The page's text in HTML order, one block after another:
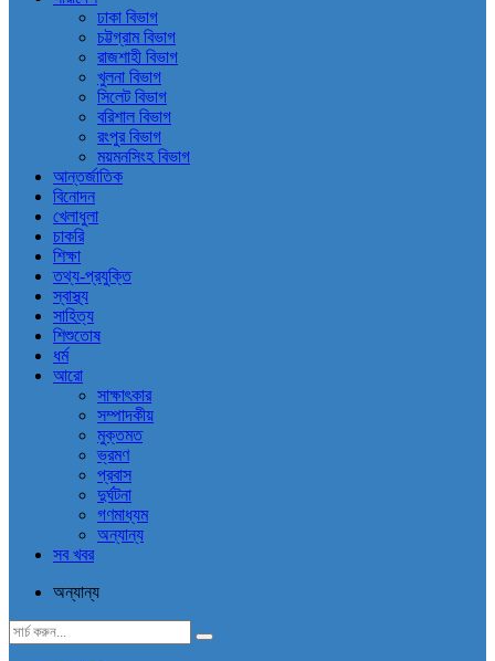
ঢাকা বিভাগ
চট্টগ্রাম বিভাগ
রাজশাহী বিভাগ
খুলনা বিভাগ
সিলেট বিভাগ
বরিশাল বিভাগ
রংপুর বিভাগ
ময়মনসিংহ বিভাগ
আন্তর্জাতিক
বিনোদন
খেলাধুলা
চাকরি
শিক্ষা
তথ্য-প্রযুক্তি
স্বাস্থ্য
সাহিত্য
শিশুতোষ
ধর্ম
আরো
সাক্ষাৎকার
সম্পাদকীয়
মুক্তমত
ভ্রমণ
প্রবাস
দুর্ঘটনা
গণমাধ্যম
অন্যান্য
সব খবর
অন্যান্য